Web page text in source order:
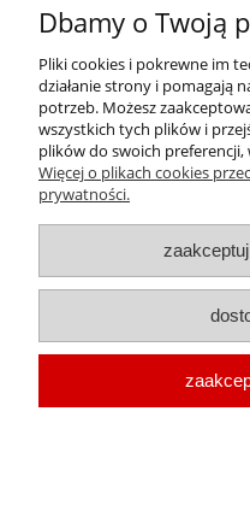
AGIP
Cena:
Dbamy o Twoją
Pliki cookies i pokrewne im
działanie strony i pomagają
potrzeb. Możesz
wszystkich tych plików i
plików do swoich
Więcej o plikach cookies
prywatności.